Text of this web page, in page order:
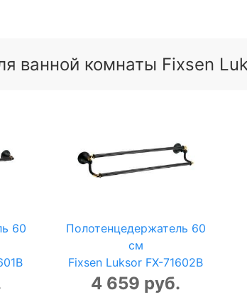
ванной комнаты Fixsen
60
Полотенцедержатель 60
см
Fixsen Luksor FX-71602B
4 659 руб.